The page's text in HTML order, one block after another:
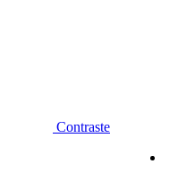
Contraste